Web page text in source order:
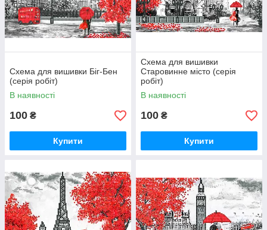
Схема для вишивки Біг-Бен
(серія робіт)
В наявності
100 ₴
Купити
Схема для вишивки
Старовинне місто (серія
робіт)
В наявності
100 ₴
Купити